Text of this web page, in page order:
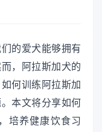
的爱犬能够拥有
，阿拉斯加犬的
何训练阿拉斯加
本文将分享如何
培养健康饮食习